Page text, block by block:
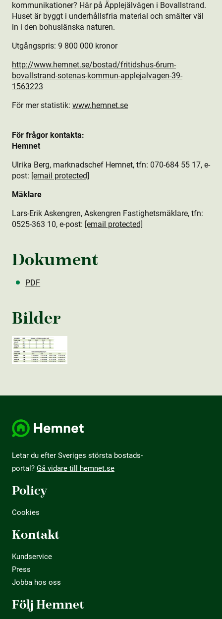
kommunikationer? Här på Äpplejälvägen i Bovallstrand.
Huset är byggt i underhållsfria material och smälter väl
in i den bohuslänska naturen.
Utgångspris: 9 800 000 kronor
http://www.hemnet.se/bostad/fritidshus-6rum-
bovallstrand-sotenas-kommun-applejalvagen-39-
1563223
För mer statistik: www.hemnet.se
För frågor kontakta:
Hemnet
Ulrika Berg, marknadschef Hemnet, tfn: 070-684 55 17, e-
post: [email protected]
Mäklare
Lars-Erik Askengren, Askengren Fastighetsmäklare, tfn:
0525-363 10, e-post: [email protected]
Dokument
PDF
Bilder
Letar du efter Sveriges största bostads­
portal? Gå vidare till hemnet.se
Policy
Cookies
Kontakt
Kundservice
Press
Jobba hos oss
Följ Hemnet